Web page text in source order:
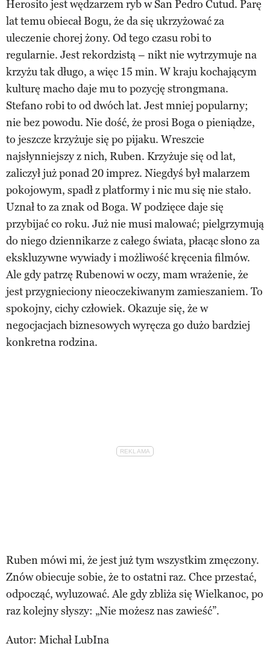
Herosito jest wędzarzem ryb w San Pedro Cutud. Parę
lat temu obiecał Bogu, że da się ukrzyżować za
uleczenie chorej żony. Od tego czasu robi to
regularnie. Jest rekordzistą – nikt nie wytrzymuje na
krzyżu tak długo, a więc 15 min. W kraju kochającym
kulturę macho daje mu to pozycję strongmana.
Stefano robi to od dwóch lat. Jest mniej popularny;
nie bez powodu. Nie dość, że prosi Boga o pieniądze,
to jeszcze krzyżuje się po pijaku. Wreszcie
najsłynniejszy z nich, Ruben. Krzyżuje się od lat,
zaliczył już ponad 20 imprez. Niegdyś był malarzem
pokojowym, spadł z platformy i nic mu się nie stało.
Uznał to za znak od Boga. W podzięce daje się
przybijać co roku. Już nie musi malować; pielgrzymują
do niego dziennikarze z całego świata, płacąc słono za
ekskluzywne wywiady i możliwość kręcenia filmów.
Ale gdy patrzę Rubenowi w oczy, mam wrażenie, że
jest przygnieciony nieoczekiwanym zamieszaniem. To
spokojny, cichy człowiek. Okazuje się, że w
negocjacjach biznesowych wyręcza go dużo bardziej
konkretna rodzina.
Ruben mówi mi, że jest już tym wszystkim zmęczony.
Znów obiecuje sobie, że to ostatni raz. Chce przestać,
odpocząć, wyluzować. Ale gdy zbliża się Wielkanoc, po
raz kolejny słyszy: „Nie możesz nas zawieść”.
Autor: Michał LubIna